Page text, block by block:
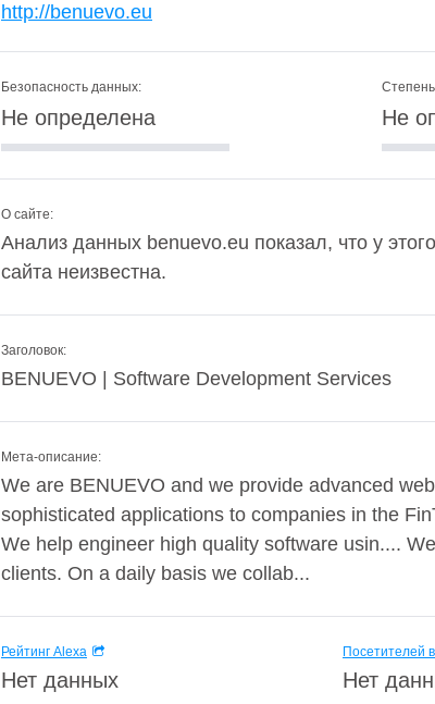
http://benuevo.eu
Безопасность данных:
Не определена Не
О сайте:
Анализ данных benuevo.eu показал, что у
сайта неизвестна.
Заголовок:
BENUEVO | Software Development Services
Мета-описание:
We are BENUEVO and we provide advanced
sophisticated applications to companies in the
We help engineer high quality software usin....
clients. On a daily basis we collab...
Рейтинг Alexa
Нет данных
Посетителей
Нет